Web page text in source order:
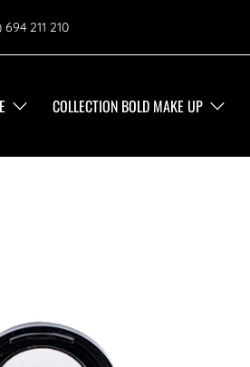
211 210
COLLECTION BOLD MAKE UP